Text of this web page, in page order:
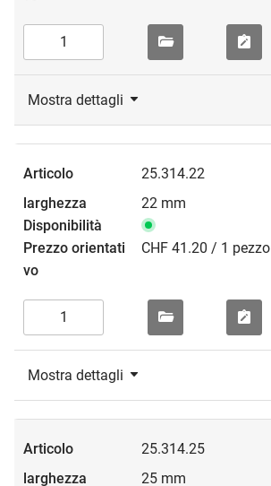
Mostra dettagli
25.314.22
22 mm
CHF 41.20 / 1 pezzo
Mostra dettagli
25.314.25
25 mm